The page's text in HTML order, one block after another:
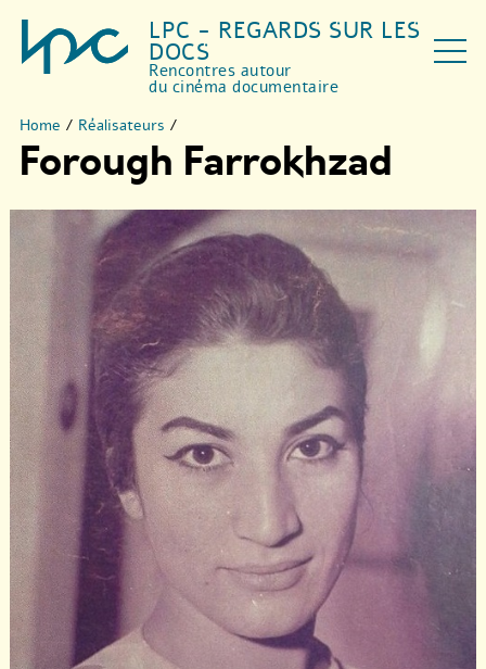
LPC - REGARDS SUR LES
DOCS
Rencontres autour
du cinéma documentaire
Home / Réalisateurs /
Forough Farrokhzad